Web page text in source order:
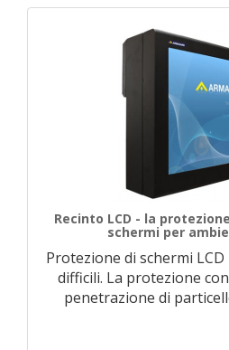
Recinto LCD - la
schermi per
Protezione di schermi
difficili. La protezione
penetrazione di